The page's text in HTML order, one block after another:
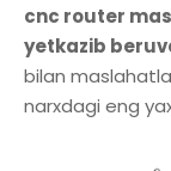
cnc router
yetkazib
bilan
narxdagi eng